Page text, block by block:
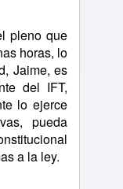
pleno que
horas, lo
Jaime, es
del IFT,
lo ejerce
pueda
a la ley.